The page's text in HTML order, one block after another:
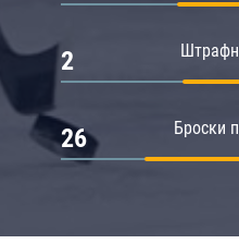
2
Броски
26